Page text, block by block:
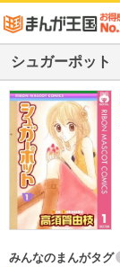
シュガーポット
みんなのまんがタグ